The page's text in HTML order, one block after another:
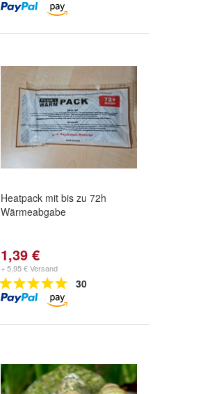
Heatpack mit bis zu 72h
Wärmeabgabe
1,39 €
+ 5,95 € Versand
30